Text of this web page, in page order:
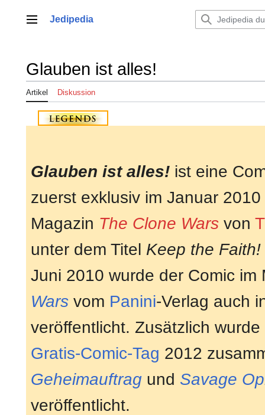
springenHauptmenü
Jedipedia
Glauben ist alles!
Artikel Diskussion
Glauben ist alles! ist eine
zuerst exklusiv im Januar
Magazin The Clone Wars von
unter dem Titel Keep the Faith!
Juni 2010 wurde der Comic
Wars vom Panini-Verlag auch
veröffentlicht. Zusätzlich
Gratis-Comic-Tag 2012
Geheimauftrag und Savage
veröffentlicht.